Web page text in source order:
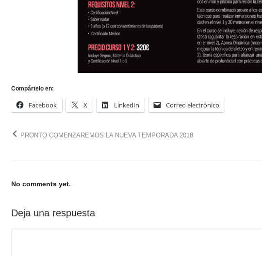
Compártelo en:
Facebook X LinkedIn Correo electrónico
PRONTO COMENZAREMOS LA NUEVA TEMPORADA 2018
No comments yet.
Deja una respuesta